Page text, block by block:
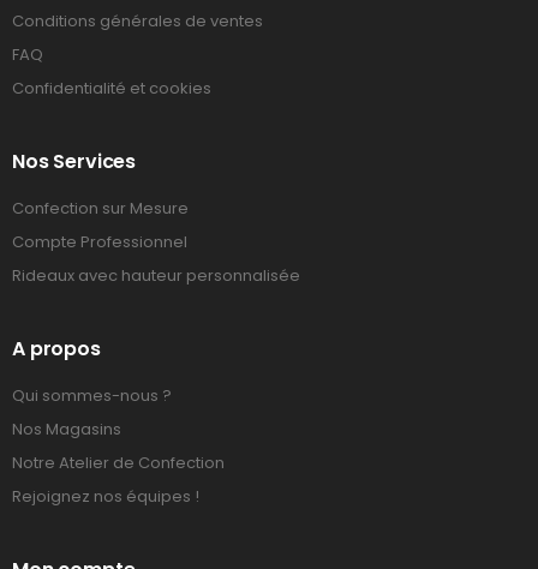
Conditions générales de ventes
FAQ
Confidentialité et cookies
Nos Services
Confection sur Mesure
Compte Professionnel
Rideaux avec hauteur personnalisée
A propos
Qui sommes-nous ?
Nos Magasins
Notre Atelier de Confection
Rejoignez nos équipes !